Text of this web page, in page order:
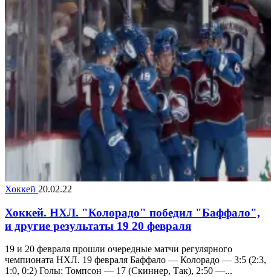
Хоккей 20.02.22
Хоккей. НХЛ. "Колорадо" победил "Баффало",
и другие результаты 19 20 февраля
19 и 20 февраля прошли очередные матчи регулярного
чемпионата НХЛ. 19 февраля Баффало — Колорадо — 3:5 (2:3,
1:0, 0:2) Голы: Томпсон — 17 (Скиннер, Так), 2:50 —...